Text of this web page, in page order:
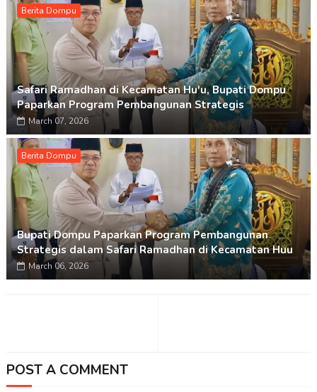
Berita Dompu
Safari Ramadhan di Kecamatan Hu'u, Bupati Dompu
Paparkan Program Pembangunan Strategis
March 07, 2026
Berita Dompu
Bupati Dompu Paparkan Program Pembangunan
Strategis dalam Safari Ramadhan di Kecamatan Huu
March 06, 2026
POST A COMMENT